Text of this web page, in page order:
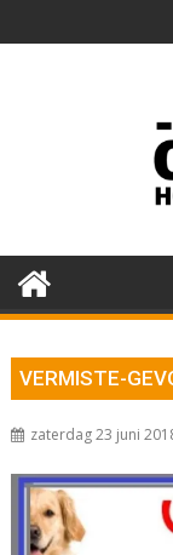
naar
VERMISTE-
zaterdag 23 juni